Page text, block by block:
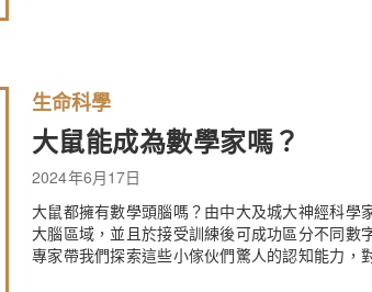
生命科學
大鼠能成為數學家嗎？
2024年6月17日
大鼠都擁有數學頭腦嗎？由中大及城大神經科
大腦區域，並且於接受訓練後可成功區分不同
專家帶我們探索這些小傢伙們驚人的認知能力，